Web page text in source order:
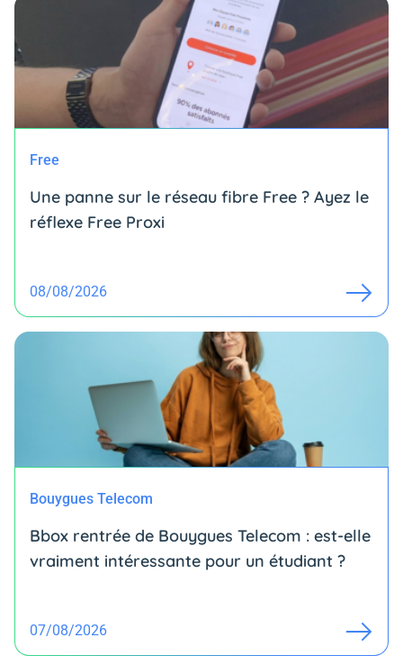
Free
Une panne sur le réseau fibre Free ? Ayez le
réflexe Free Proxi
08/08/2026
Bouygues Telecom
Bbox rentrée de Bouygues Telecom : est-elle
vraiment intéressante pour un étudiant ?
07/08/2026